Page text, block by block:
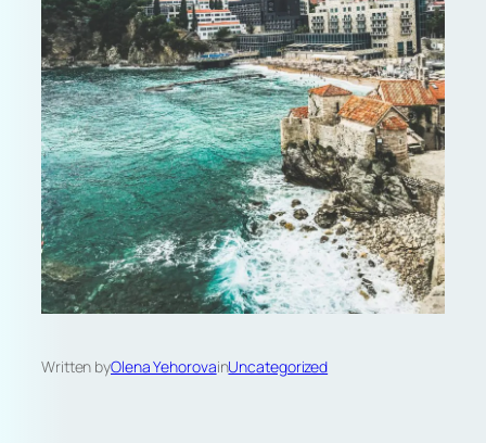
Written byOlena YehorovainUncategorized